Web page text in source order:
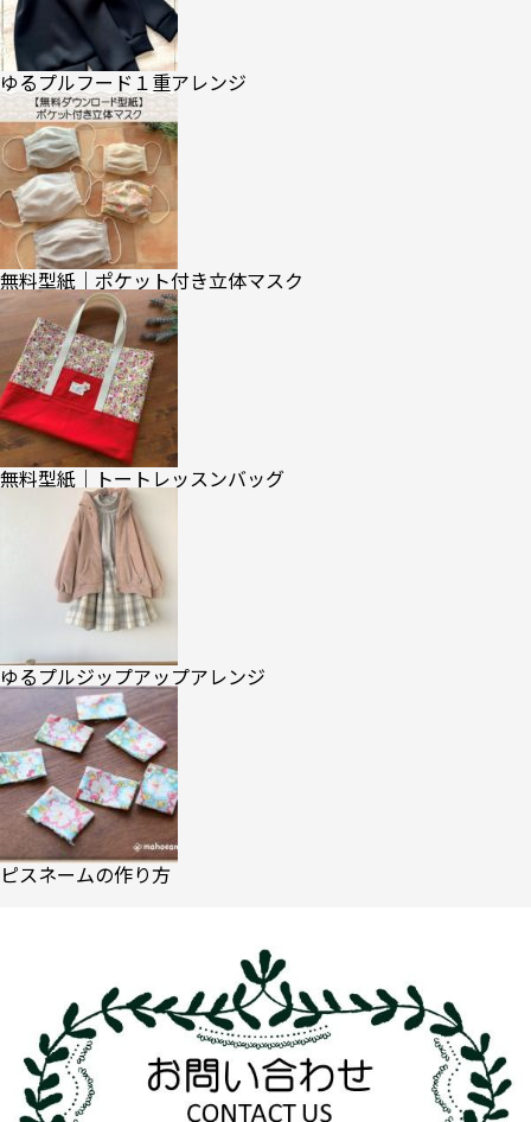
ゆるプルフード１重アレンジ
無料型紙｜ポケット付き立体マスク
無料型紙｜トートレッスンバッグ
ゆるプルジップアップアレンジ
ピスネームの作り方